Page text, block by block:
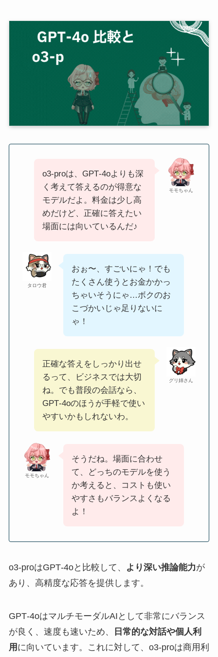
モモちゃん
o3‑proは、GPT‑4oよりも深
く考えて答えるのが得意な
モデルだよ。料金は少し高
めだけど、正確に答えたい
場面には向いているんだ♪
タロウ君
おぉ〜、すごいにゃ！でも
たくさん使うとお金かかっ
ちゃいそうにゃ…ボクのお
こづかいじゃ足りないに
ゃ！
グリ姉さん
正確な答えをしっかり出せ
るって、ビジネスでは大切
ね。でも普段の会話なら、
GPT‑4oのほうが手軽で使い
やすいかもしれないわ。
モモちゃん
そうだね。場面に合わせ
て、どっちのモデルを使う
か考えると、コストも使い
やすさもバランスよくなる
よ！
o3-proはGPT‑4oと比較して、 より深い推論能力が
あり、高精度な応答を提供します。
GPT‑4oはマルチモーダルAIとして非常にバランス
が良く、速度も速いため、
日常的な対話や個人利
用 に向いています。これに対して、o3-proは商用利